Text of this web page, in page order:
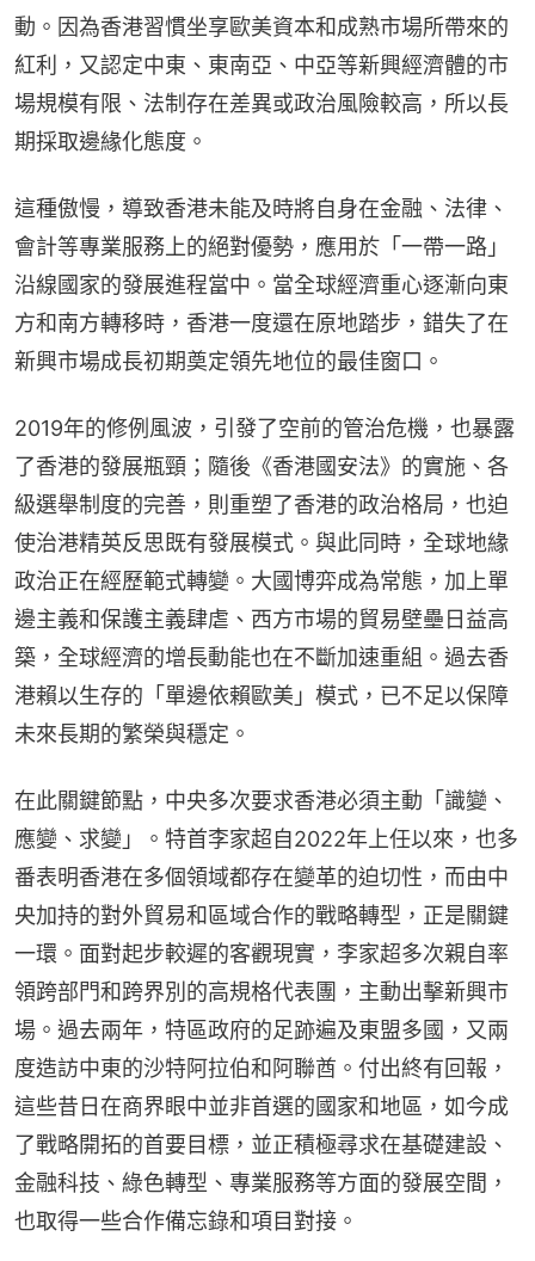
動。因為香港習慣坐享歐美資本和成熟市場所帶來的
紅利，又認定中東、東南亞、中亞等新興經濟體的市
場規模有限、法制存在差異或政治風險較高，所以長
期採取邊緣化態度。
這種傲慢，導致香港未能及時將自身在金融、法律、
會計等專業服務上的絕對優勢，應用於「一帶一路」
沿線國家的發展進程當中。當全球經濟重心逐漸向東
方和南方轉移時，香港一度還在原地踏步，錯失了在
新興市場成長初期奠定領先地位的最佳窗口。
2019年的修例風波，引發了空前的管治危機，也暴露
了香港的發展瓶頸；隨後《香港國安法》的實施、各
級選舉制度的完善，則重塑了香港的政治格局，也迫
使治港精英反思既有發展模式。與此同時，全球地緣
政治正在經歷範式轉變。大國博弈成為常態，加上單
邊主義和保護主義肆虐、西方市場的貿易壁壘日益高
築，全球經濟的增長動能也在不斷加速重組。過去香
港賴以生存的「單邊依賴歐美」模式，已不足以保障
未來長期的繁榮與穩定。
在此關鍵節點，中央多次要求香港必須主動「識變、
應變、求變」。特首李家超自2022年上任以來，也多
番表明香港在多個領域都存在變革的迫切性，而由中
央加持的對外貿易和區域合作的戰略轉型，正是關鍵
一環。面對起步較遲的客觀現實，李家超多次親自率
領跨部門和跨界別的高規格代表團，主動出擊新興市
場。過去兩年，特區政府的足跡遍及東盟多國，又兩
度造訪中東的沙特阿拉伯和阿聯酋。付出終有回報，
這些昔日在商界眼中並非首選的國家和地區，如今成
了戰略開拓的首要目標，並正積極尋求在基礎建設、
金融科技、綠色轉型、專業服務等方面的發展空間，
也取得一些合作備忘錄和項目對接。